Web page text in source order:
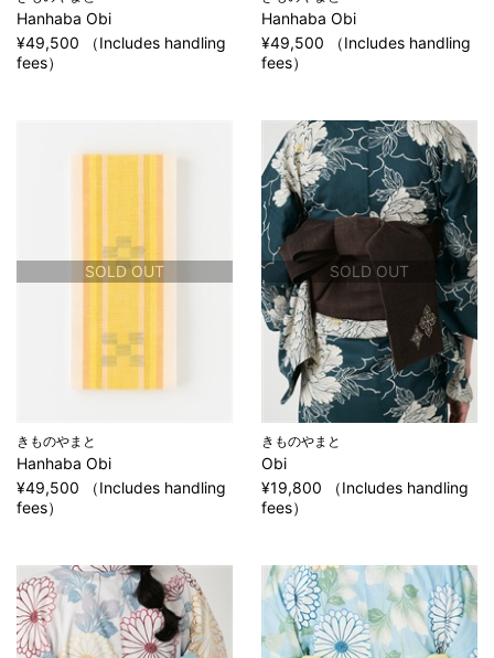
Hanhaba Obi
¥49,500 （Includes handling
fees）
Hanhaba Obi
¥49,500 （Includes handling
fees）
SOLD OUT
きものやまと
Hanhaba Obi
¥49,500 （Includes handling
fees）
SOLD OUT
きものやまと
Obi
¥19,800 （Includes handling
fees）